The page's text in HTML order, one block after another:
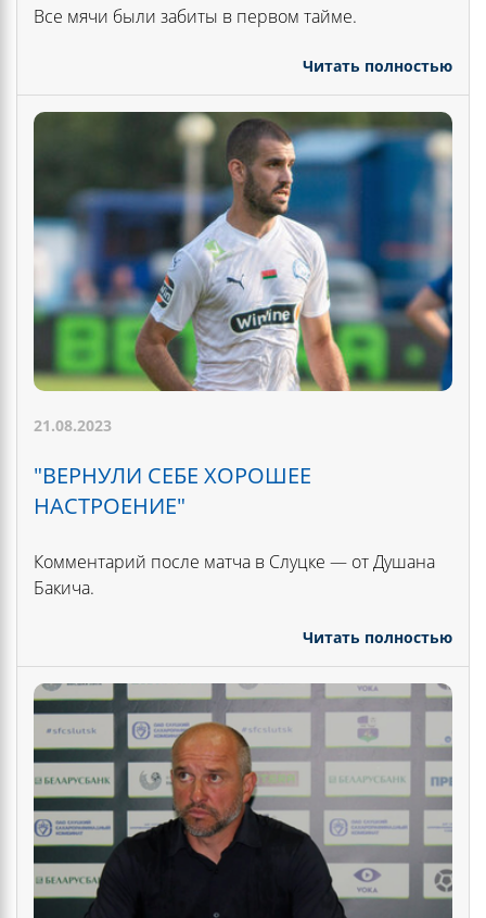
Все мячи были забиты в первом тайме.
Читать полностью
21.08.2023
"ВЕРНУЛИ СЕБЕ ХОРОШЕЕ
НАСТРОЕНИЕ"
Комментарий после матча в Слуцке — от Душана
Бакича.
Читать полностью